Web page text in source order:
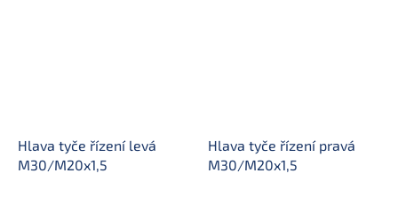
Hlava tyče řízení levá
M30/M20x1,5
Hlava tyče řízení pravá
M30/M20x1,5